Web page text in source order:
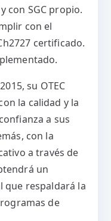
con SGC propio.
con el
certificado.
su OTEC
la calidad y la
a sus
con la
a través de
un
respaldará la
de